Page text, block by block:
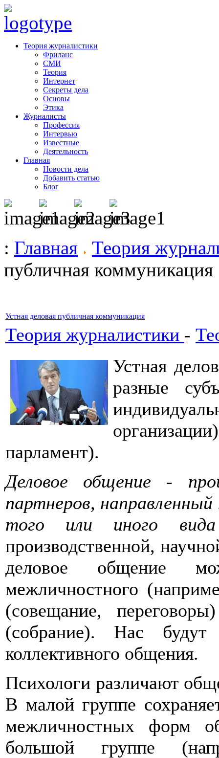
Теория журналистики
Фриланс
СМИ
Теория
Интернет
Секреты дела
Основы
Этика
Журналисты
Профессия
Интервью
Известные
Деятельность
Главная
Новости дела
Добавить статью
Блог
: Главная
Теория
публичная коммуникация
Устная деловая публичная коммуникация
Теория журналистики -
Устная
разные
парламент).
Деловое общение -
партнеров,
того или иного вида
производственной,
деловое общение
межличностного
(совещание,
(собрание). Нас будут
коллективного общения.
Психологи различают
В малой группе
межличностных форм
большой группе